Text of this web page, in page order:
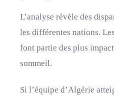
L’analyse révèle des
les différentes nations. Les
font partie des plus
sommeil.
Si l’équipe d’Algérie